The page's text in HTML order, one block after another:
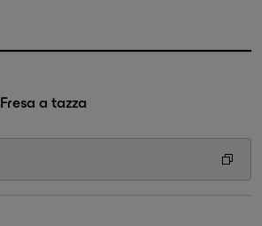
Fresa a tazza